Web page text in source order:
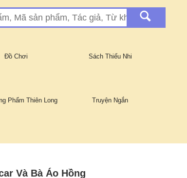
Đồ Chơi Sách Thiếu Nhi
Phẩm Thiên Long Truyện Ngắn
Và Bà Áo Hồng